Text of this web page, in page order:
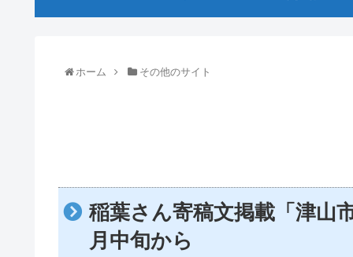
ホーム その他のサイト
稲葉さん寄稿文掲載「津山
月中旬から